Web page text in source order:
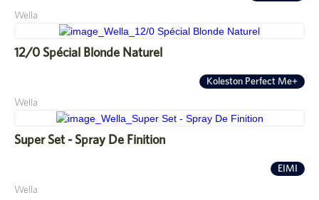
Wella
12/0 Spécial Blonde Naturel
Koleston Perfect Me+
Wella
Super Set - Spray De Finition
EIMI
Wella